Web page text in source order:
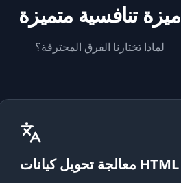
ميزة تنافسية متميزة
لماذا تختارنا الفرق المحترفة؟
معالجة تحويل كيانات HTML